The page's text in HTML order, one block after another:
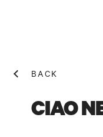
BACK
CIAO